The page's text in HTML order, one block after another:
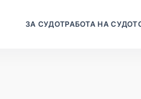
ЗА СУДОТРАБОТА НА СУДОТ